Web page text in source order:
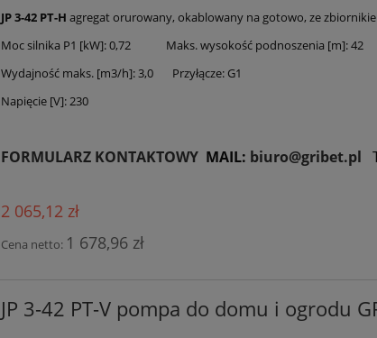
JP 3-42 PT-H agregat orurowany, okablowany na gotowo, ze
Moc silnika P1 [kW]: 0,72 Maks. wysokość podnoszenia [m]: 42
Wydajność maks. [m3/h]: 3,0 Przyłącze: G1
Napięcie [V]: 230
FORMULARZ KONTAKTOWYMAIL: biuro@gribet.pl
2 065,12 zł
Cena netto: 1 678,96 zł
JP 3-42 PT-V pompa do domu i ogrodu